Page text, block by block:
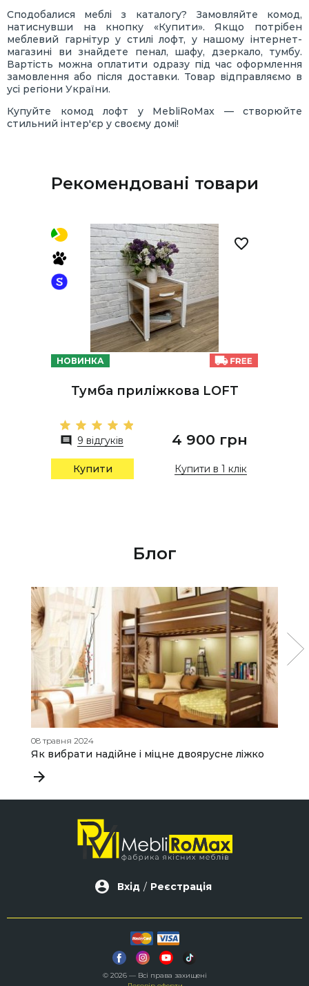
Сподобалися меблі з каталогу? Замовляйте комод,
натиснувши на кнопку «Купити». Якщо потрібен
меблевий гарнітур у стилі лофт, у нашому інтернет-
магазині ви знайдете пенал, шафу, дзеркало, тумбу.
Вартість можна оплатити одразу під час оформлення
замовлення або після доставки. Товар відправляємо в
усі регіони України.
Купуйте комод лофт у MebliRoMax — створюйте
стильний інтер'єр у своєму домі!
Рекомендовані товари
НОВИНКА
Тумба приліжкова LOFT
9 відгуків 4 900 грн
Купити Купити в 1 клік
Блог
08 травня 2024
Як вибрати надійне і міцне двоярусне ліжко
Вхід / Реєстрація
© 2026 — Всі права захищені